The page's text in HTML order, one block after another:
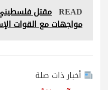
READ مقتل
مواجهات مع القوات
أخبار ذات صلة